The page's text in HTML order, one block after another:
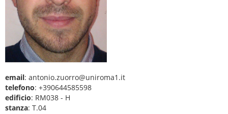
email: antonio.zuorro@uniroma1.it
telefono: +390644585598
edificio: RM038 - H
stanza: T.04